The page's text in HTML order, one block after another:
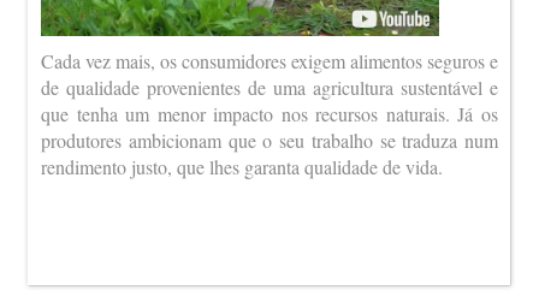
Cada vez mais, os consumidores exigem alimentos seguros e
de qualidade provenientes de uma agricultura sustentável e
que tenha um menor impacto nos recursos naturais. Já os
produtores ambicionam que o seu trabalho se traduza num
rendimento justo, que lhes garanta qualidade de vida.